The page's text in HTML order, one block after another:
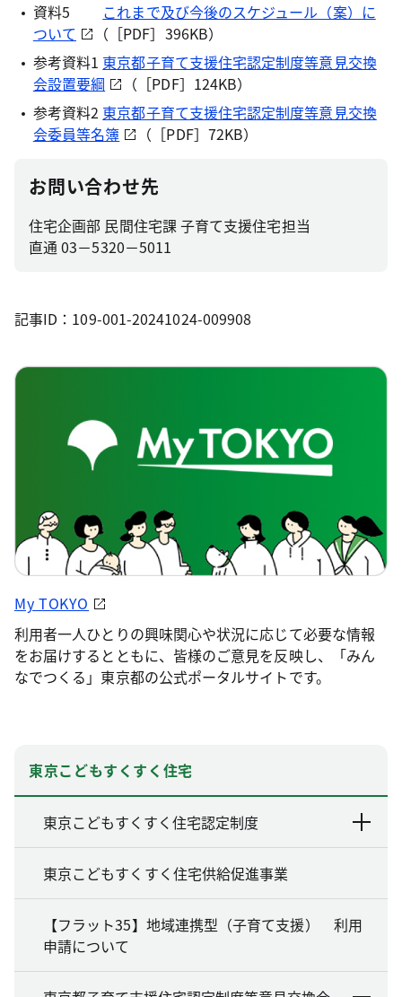
資料5 これまで及び今後のスケジュール（案）に
ついて
（［PDF］396KB）
参考資料1 東京都子育て支援住宅認定制度等意見交換
会設置要綱
（［PDF］124KB）
参考資料2 東京都子育て支援住宅認定制度等意見交換
会委員等名簿
（［PDF］72KB）
お問い合わせ先
住宅企画部 民間住宅課 子育て支援住宅担当
直通 03－5320－5011
記事ID：109-001-20241024-009908
My TOKYO
利用者一人ひとりの興味関心や状況に応じて必要な情報
をお届けするとともに、皆様のご意見を反映し、「みん
なでつくる」東京都の公式ポータルサイトです。
東京こどもすくすく住宅
東京こどもすくすく住宅認定制度
東京こどもすくすく住宅供給促進事業
【フラット35】地域連携型（子育て支援） 利用
申請について